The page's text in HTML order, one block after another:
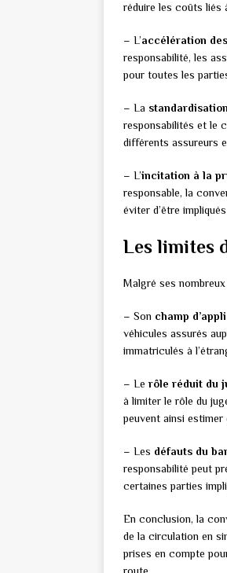
réduire les coûts liés
– L’accélération
responsabilité, les
pour toutes les
– La
responsabilités et le
différents assureurs
– L’incitation à la
responsable, la
éviter d’être
Les limites
Malgré ses
– Son champ
véhicules assurés
immatriculés à
– Le rôle réduit du
à limiter le rôle du
peuvent ainsi
– Les défauts du
responsabilité peut
certaines parties
En conclusion, la
de la circulation en
prises en compte